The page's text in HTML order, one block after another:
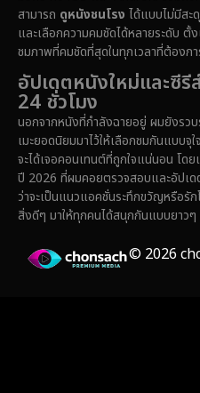
Epic มหากาพย์
Family ครอบครัว
Fantasy จินตนาการ
Fiction
Gothic
สามารถ ดูหนังชนโรง ได้แบบไม่มีสะ
และเลือกความคมชัดได้หลายระดับ
ชมภาพที่คมชัดที่สุดในทุกเวลาที่ต้องก
อัปเดตหนังใหม่และซี
24 ชั่วโมง
นอกจากหนังที่กำลังฉายอยู่ ผมยังรว
เมะยอดนิยมมาไว้ให้เลือกชมกันแบบจุ
จะได้เจอคอนเทนต์ที่ถูกใจแน่นอน โดย
ปี 2026 ที่ผมคอยตรวจสอบและอัปเ
ว่าจะเป็นแนวแอคชั่นระทึกขวัญหรือ
สิ่งดีๆ มาให้ทุกคนได้สนุกกันแบบยาวๆ
© 2026